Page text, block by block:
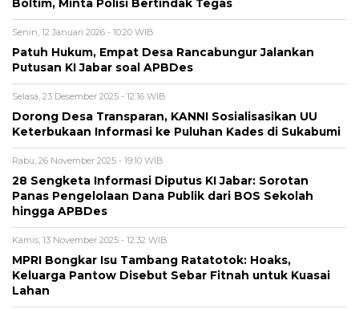
Boltim, Minta Polisi Bertindak Tegas
Senin, 12 Januari 2026 - 10:20 WIB
Patuh Hukum, Empat Desa Rancabungur Jalankan
Putusan KI Jabar soal APBDes
Selasa, 23 Desember 2025 - 12:16 WIB
Dorong Desa Transparan, KANNI Sosialisasikan UU
Keterbukaan Informasi ke Puluhan Kades di Sukabumi
Rabu, 26 November 2025 - 19:10 WIB
28 Sengketa Informasi Diputus KI Jabar: Sorotan
Panas Pengelolaan Dana Publik dari BOS Sekolah
hingga APBDes
Kamis, 13 November 2025 - 12:32 WIB
MPRI Bongkar Isu Tambang Ratatotok: Hoaks,
Keluarga Pantow Disebut Sebar Fitnah untuk Kuasai
Lahan